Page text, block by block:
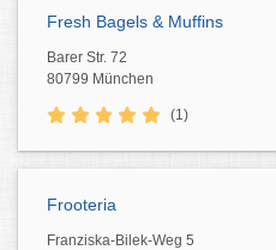
Fresh Bagels & Muffins
Barer Str. 72
80799 München
(1)
Frooteria
Franziska-Bilek-Weg 5